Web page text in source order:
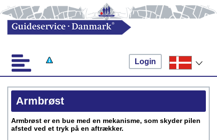
Login
Armbrøst
Armbrøst er en bue med en mekanisme, som skyder pilen
afsted ved et tryk på en aftrækker.